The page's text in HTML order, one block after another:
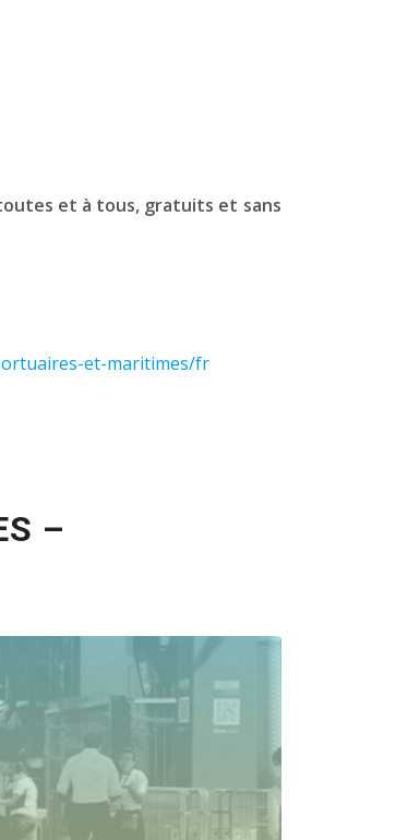
et à tous, gratuits et sans
et-maritimes/fr
–